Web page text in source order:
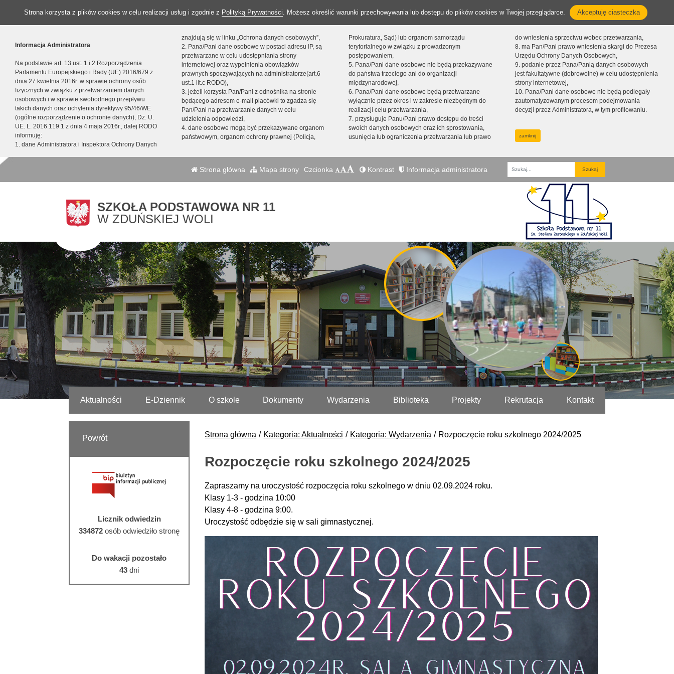
Strona korzysta z plików cookies w celu realizacji usług i zgodnie z Polityką Prywatności. Możesz określić warunki przechowywania lub dostępu do plików cookies w Twojej przeglądarce. Akceptuję ciasteczka
Informacja Administratora
Na podstawie art. 13 ust. 1 i 2 Rozporządzenia
Parlamentu Europejskiego i Rady (UE) 2016/679 z
dnia 27 kwietnia 2016r. w sprawie ochrony osób
fizycznych w związku z przetwarzaniem danych
osobowych i w sprawie swobodnego przepływu
takich danych oraz uchylenia dyrektywy 95/46/WE
(ogólne rozporządzenie o ochronie danych), Dz. U.
UE. L. 2016.119.1 z dnia 4 maja 2016r., dalej RODO
informuję:
1. dane Administratora i Inspektora Ochrony Danych
znajdują się w linku „Ochrona danych osobowych”,
2. Pana/Pani dane osobowe w postaci adresu IP, są
przetwarzane w celu udostępniania strony
internetowej oraz wypełnienia obowiązków
prawnych spoczywających na administratorze(art.6
ust.1 lit.c RODO),
3. jeżeli korzysta Pan/Pani z odnośnika na stronie
będącego adresem e-mail placówki to zgadza się
Pan/Pani na przetwarzanie danych w celu
udzielenia odpowiedzi,
4. dane osobowe mogą być przekazywane organom
państwowym, organom ochrony prawnej (Policja,
Prokuratura, Sąd) lub organom samorządu
terytorialnego w związku z prowadzonym
postępowaniem,
5. Pana/Pani dane osobowe nie będą przekazywane
do państwa trzeciego ani do organizacji
międzynarodowej,
6. Pana/Pani dane osobowe będą przetwarzane
wyłącznie przez okres i w zakresie niezbędnym do
realizacji celu przetwarzania,
7. przysługuje Panu/Pani prawo dostępu do treści
swoich danych osobowych oraz ich sprostowania,
usunięcia lub ograniczenia przetwarzania lub prawo
do wniesienia sprzeciwu wobec przetwarzania,
8. ma Pan/Pani prawo wniesienia skargi do Prezesa
Urzędu Ochrony Danych Osobowych,
9. podanie przez Pana/Panią danych osobowych
jest fakultatywne (dobrowolne) w celu udostępnienia
strony internetowej,
10. Pana/Pani dane osobowe nie będą podlegały
zautomatyzowanym procesom podejmowania
decyzji przez Administratora, w tym profilowaniu.
zamknij
Strona główna Mapa strony Czcionka Kontrast Informacja administratora
Fraza
SZKOŁA PODSTAWOWA NR 11
W ZDUŃSKIEJ WOLI
Aktualności E-Dziennik O szkole Dokumenty Wydarzenia Biblioteka Projekty Rekrutacja Kontakt
Strona główna Kategoria: Aktualności Kategoria: Wydarzenia Rozpoczęcie roku szkolnego 2024/2025
Rozpoczęcie roku szkolnego 2024/2025
Zapraszamy na uroczystość rozpoczęcia roku szkolnego w dniu 02.09.2024 roku.
Klasy 1-3 - godzina 10:00
Klasy 4-8 - godzina 9:00.
Uroczystość odbędzie się w sali gimnastycznej.
Powrót
Licznik odwiedzin
334872 osób odwiedziło stronę
Do wakacji pozostało
43 dni